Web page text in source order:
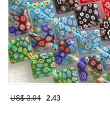
US$ 3.04 2.43